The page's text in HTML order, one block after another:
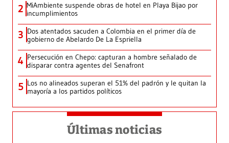
2 MiAmbiente suspende obras de hotel en Playa Bijao por
incumplimientos
3 Dos atentados sacuden a Colombia en el primer día de
gobierno de Abelardo De La Espriella
4 Persecución en Chepo: capturan a hombre señalado de
disparar contra agentes del Senafront
5 Los no alineados superan el 51% del padrón y le quitan la
mayoría a los partidos políticos
Últimas noticias